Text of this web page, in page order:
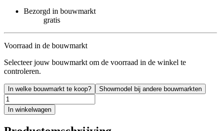
Bezorgd in bouwmarkt
gratis
Voorraad in de bouwmarkt
Selecteer jouw bouwmarkt om de voorraad in de winkel te
controleren.
In welke bouwmarkt te koop? Showmodel bij andere bouwmarkten
In winkelwagen